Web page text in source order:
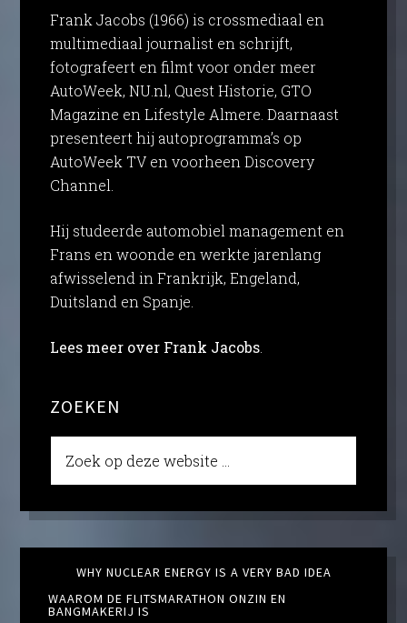
Frank Jacobs (1966) is crossmediaal en
multimediaal journalist en schrijft,
fotografeert en filmt voor onder meer
AutoWeek, NU.nl, Quest Historie, GTO
Magazine en Lifestyle Almere. Daarnaast
presenteert hij autoprogramma’s op
AutoWeek TV en voorheen Discovery
Channel.
Hij studeerde automobiel management en
Frans en woonde en werkte jarenlang
afwisselend in Frankrijk, Engeland,
Duitsland en Spanje.
Lees meer over Frank Jacobs.
ZOEKEN
WHY NUCLEAR ENERGY IS A VERY BAD IDEA
WAAROM DE FLITSMARATHON ONZIN EN
BANGMAKERIJ IS